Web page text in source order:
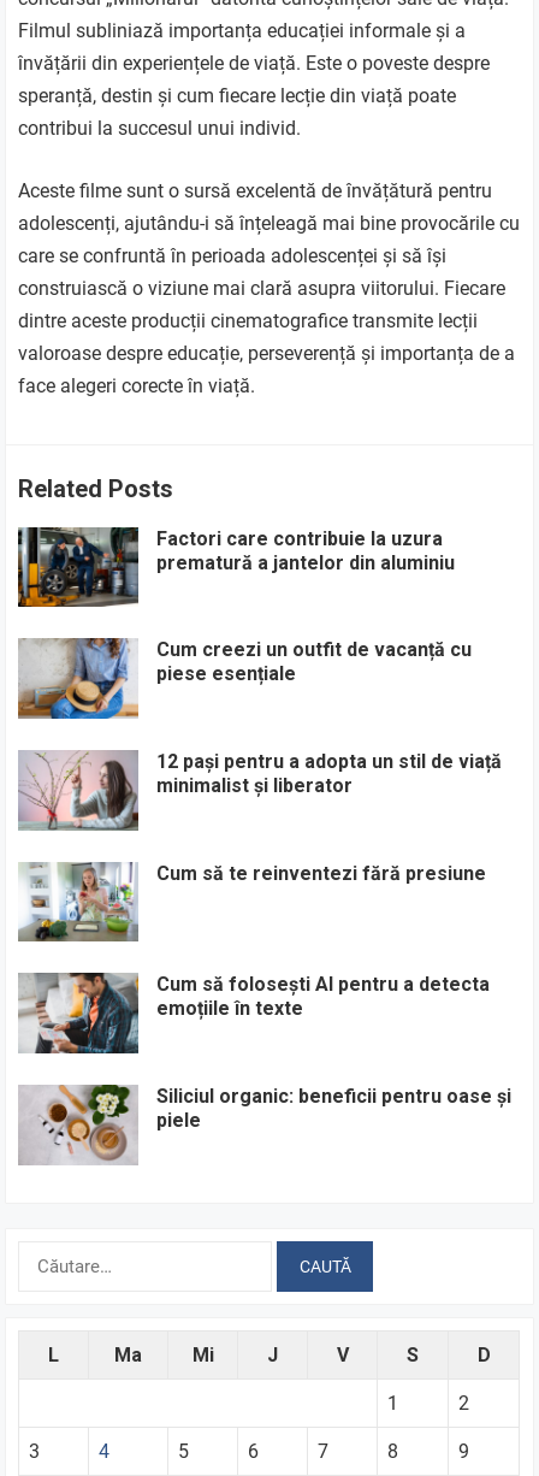
Filmul subliniază importanța educației informale și a
învățării din experiențele de viață. Este o poveste despre
speranță, destin și cum fiecare lecție din viață poate
contribui la succesul unui individ.
Aceste filme sunt o sursă excelentă de învățătură pentru
adolescenți, ajutându-i să înțeleagă mai bine provocările cu
care se confruntă în perioada adolescenței și să își
construiască o viziune mai clară asupra viitorului. Fiecare
dintre aceste producții cinematografice transmite lecții
valoroase despre educație, perseverență și importanța de a
face alegeri corecte în viață.
Related Posts
Factori care contribuie la uzura
prematură a jantelor din aluminiu
Cum creezi un outfit de vacanță cu
piese esențiale
12 pași pentru a adopta un stil de viață
minimalist și liberator
Cum să te reinventezi fără presiune
Cum să folosești AI pentru a detecta
emoțiile în texte
Siliciul organic: beneficii pentru oase și
piele
L Ma Mi J V S D
1 2
3 4 5 6 7 8 9